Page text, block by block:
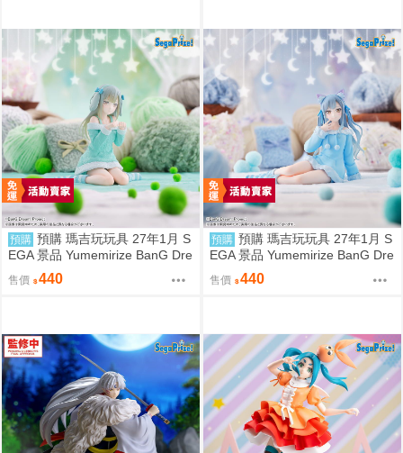
預購 預購 瑪吉玩玩具 27年1月 S
EGA 景品 Yumemirize BanG Dre
am! 若葉睦 睡衣
售價 440
預購 預購 瑪吉玩玩具 27年1月 S
EGA 景品 Yumemirize BanG Dre
am! 豐川祥子 睡衣
售價 440